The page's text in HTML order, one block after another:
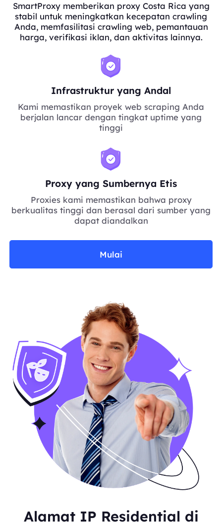
SmartProxy memberikan proxy Costa Rica yang
stabil untuk meningkatkan kecepatan crawling
Anda, memfasilitasi crawling web, pemantauan
harga, verifikasi iklan, dan aktivitas lainnya.
Infrastruktur yang Andal
Kami memastikan proyek web scraping Anda
berjalan lancar dengan tingkat uptime yang
tinggi
Proxy yang Sumbernya Etis
Proxies kami memastikan bahwa proxy
berkualitas tinggi dan berasal dari sumber yang
dapat diandalkan
Mulai
Alamat IP Residential di